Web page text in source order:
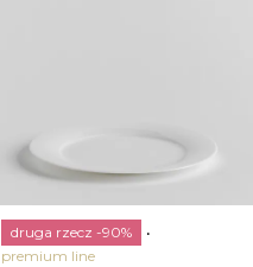
druga rzecz -90%
premium line